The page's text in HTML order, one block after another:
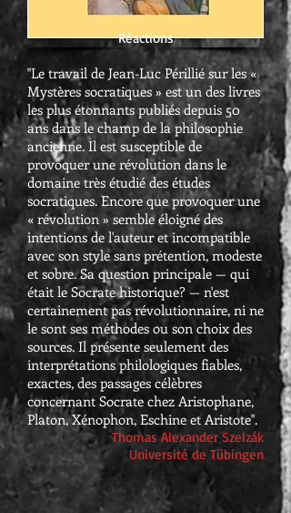
Réactions
"Le travail de Jean-Luc Périllié sur les «
Mystères socratiques » est un des livres
les plus étonnants publiés depuis 50
ans dans le champ de la philosophie
ancienne. Il est susceptible de
provoquer une révolution dans le
domaine très étudié des études
socratiques. Encore que provoquer une
« révolution » semble éloigné des
intentions de l'auteur et incompatible
avec son style sans prétention, modeste
et sobre. Sa question principale — qui
était le Socrate historique? — n'est
certainement pas révolutionnaire, ni ne
le sont ses méthodes ou son choix des
sources. Il présente seulement des
interprétations philologiques fiables,
exactes, des passages célèbres
concernant Socrate chez Aristophane,
Platon, Xénophon, Eschine et Aristote".
Thomas Alexander Szelzák
Université de Tübingen